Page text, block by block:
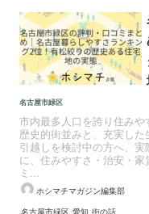
名古屋市緑区
市内最多人口を誇り住み
歴史的街並みと、充実し
引越しを検討中の方へ、
に、住みやすさ・治安・
ミ...
ホシマチマガジン編集部
名古屋市緑区 愛知 街の話